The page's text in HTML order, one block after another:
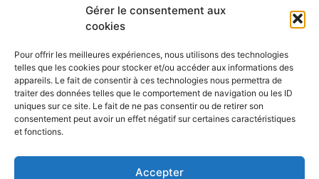
Gérer le consentement aux
cookies
Pour offrir les meilleures expériences, nous utilisons des technologies
telles que les cookies pour stocker et/ou accéder aux informations des
appareils. Le fait de consentir à ces technologies nous permettra de
traiter des données telles que le comportement de navigation ou les ID
uniques sur ce site. Le fait de ne pas consentir ou de retirer son
consentement peut avoir un effet négatif sur certaines caractéristiques
et fonctions.
Accepter
développement durable.